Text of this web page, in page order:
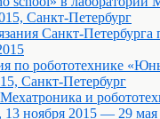
Санкт-Петербург
Санкт-Петербурга
по робототехнике
Санкт-Петербург
и
13 ноября 2015 — 29